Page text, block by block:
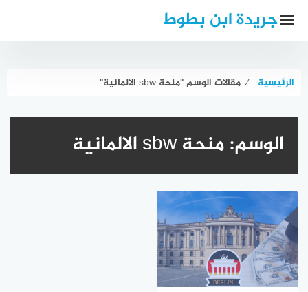
جريدة ابن بطوط
الرئيسية ⁄ مقالات الوسم "منحة sbw الالمانية"
الوسم:منحة sbw الالمانية